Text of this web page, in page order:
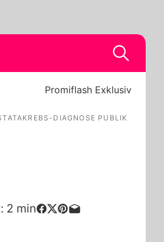
Promiflash Exklusiv
DIAGNOSE PUBLIK
2 min